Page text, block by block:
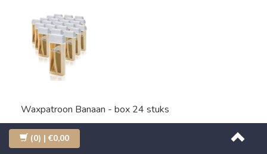
Waxpatroon Banaan - box 24 stuks
Voordeel box van 24 waxpatronen Banaan
(0) | €0,00